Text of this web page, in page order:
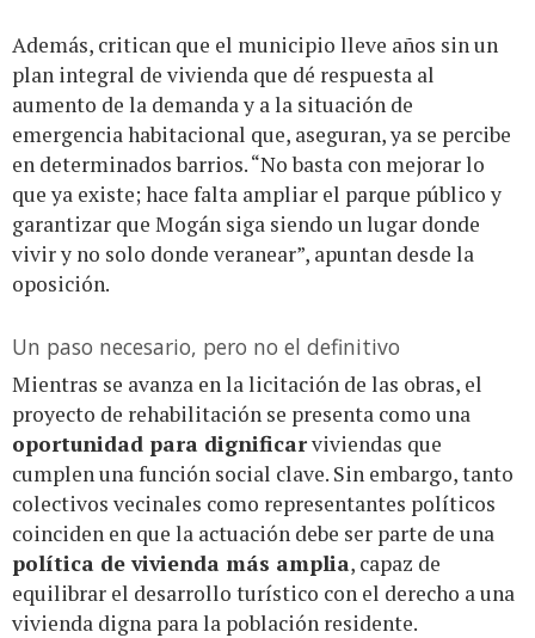
Además, critican que el municipio lleve años sin un
plan integral de vivienda que dé respuesta al
aumento de la demanda y a la situación de
emergencia habitacional que, aseguran, ya se percibe
en determinados barrios. “No basta con mejorar lo
que ya existe; hace falta ampliar el parque público y
garantizar que Mogán siga siendo un lugar donde
vivir y no solo donde veranear”, apuntan desde la
oposición.
Un paso necesario, pero no el definitivo
Mientras se avanza en la licitación de las obras, el
proyecto de rehabilitación se presenta como una
oportunidad para dignificarviviendas que
cumplen una función social clave. Sin embargo, tanto
colectivos vecinales como representantes políticos
coinciden en que la actuación debe ser parte de una
política de vivienda más amplia, capaz de
equilibrar el desarrollo turístico con el derecho a una
vivienda digna para la población residente.